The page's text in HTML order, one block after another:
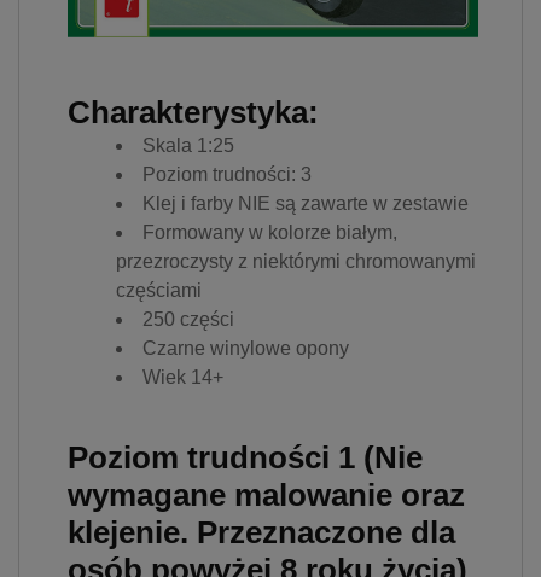
Charakterystyka:
Skala 1:25
Poziom trudności: 3
Klej i farby NIE są zawarte w zestawie
Formowany w kolorze białym,
przezroczysty z niektórymi chromowanymi
częściami
250 części
Czarne winylowe opony
Wiek 14+
Poziom trudności 1 (Nie
wymagane malowanie oraz
klejenie. Przeznaczone dla
osób powyżej 8 roku życia)